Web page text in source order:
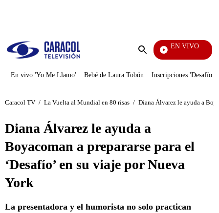
Enviar
EN VIVO
Rafael Orozco
En vivo 'Yo Me Llamo' Bebé de Laura Tobón Inscripciones 'Desafío'
Caracol TV / La Vuelta al Mundial en 80 risas / Diana Álvarez le ayuda a
Diana Álvarez le ayuda a
Boyacoman a prepararse para el
‘Desafío’ en su viaje por Nueva
York
La presentadora y el humorista no solo practican